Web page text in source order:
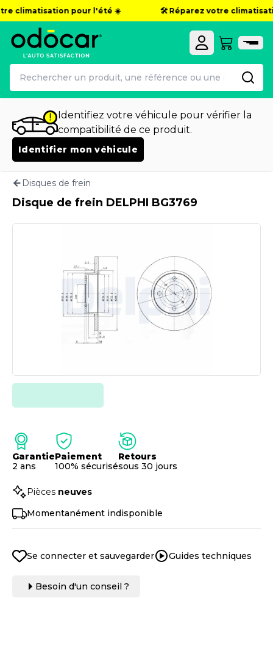
climatisation pour l'été ☀️ 🛠️ Réparez votre
Identifiez votre véhicule pour vérifier la
compatibilité de ce produit.
Identifier mon véhicule
Disques de frein
Disque de frein DELPHI BG3769
Garantie
2 ans
Paiement
100% sécurisé
Retours
sous 30 jours
Pièces neuves
Momentanément indisponible
Se connecter et sauvegarder Guides techniques
Besoin d'un conseil ?